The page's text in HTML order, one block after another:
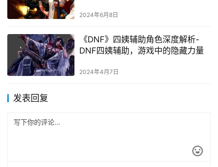
2024年6月8日
《DNF》四姨辅助角色深度解析-
DNF四姨辅助，游戏中的隐藏力量
2024年4月7日
发表回复